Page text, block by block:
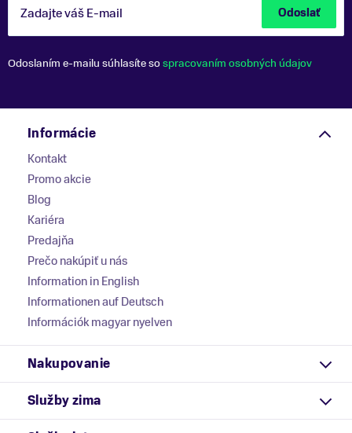
Zadajte váš E-mail Odoslať
Odoslaním e-mailu súhlasíte sospracovaním osobných údajov
Informácie
Kontakt
Promo akcie
Blog
Kariéra
Predajňa
Prečo nakúpiť u nás
Information in English
Informationen auf Deutsch
Információk magyar nyelven
Nakupovanie
Služby zima